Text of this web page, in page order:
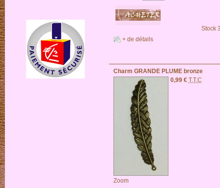
Stock
+ de détails
Charm GRANDE PLUME bronze
0,99 € T.T.C
Zoom